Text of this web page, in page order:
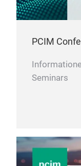
PCIM
Seminars